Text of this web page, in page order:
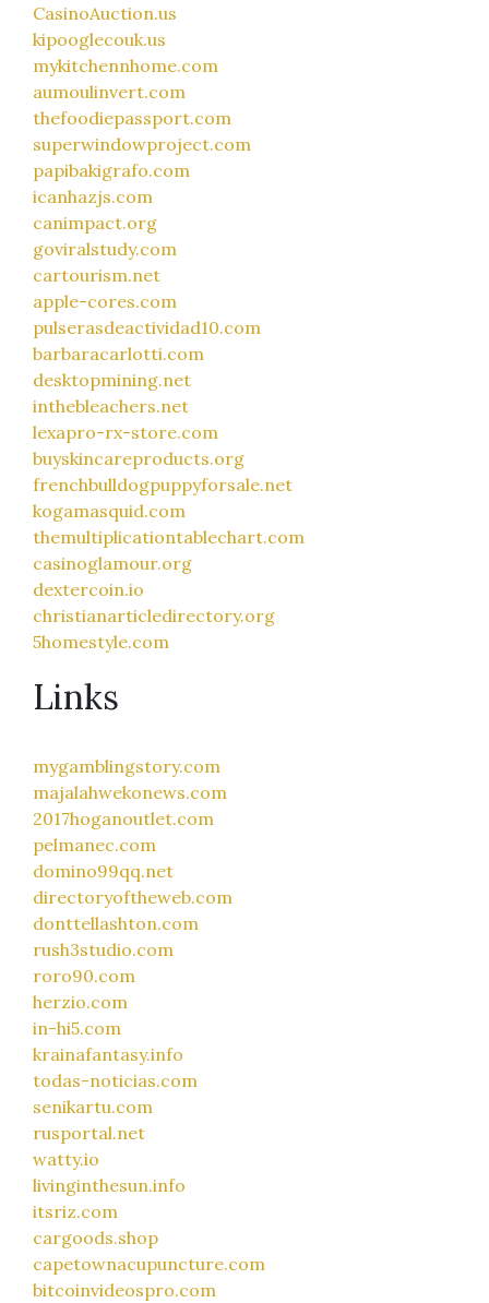
CasinoAuction.us
kipooglecouk.us
mykitchennhome.com
aumoulinvert.com
thefoodiepassport.com
superwindowproject.com
papibakigrafo.com
icanhazjs.com
canimpact.org
goviralstudy.com
cartourism.net
apple-cores.com
pulserasdeactividad10.com
barbaracarlotti.com
desktopmining.net
inthebleachers.net
lexapro-rx-store.com
buyskincareproducts.org
frenchbulldogpuppyforsale.net
kogamasquid.com
themultiplicationtablechart.com
casinoglamour.org
dextercoin.io
christianarticledirectory.org
5homestyle.com
Links
mygamblingstory.com
majalahwekonews.com
2017hoganoutlet.com
pelmanec.com
domino99qq.net
directoryoftheweb.com
donttellashton.com
rush3studio.com
roro90.com
herzio.com
in-hi5.com
krainafantasy.info
todas-noticias.com
senikartu.com
rusportal.net
watty.io
livinginthesun.info
itsriz.com
cargoods.shop
capetownacupuncture.com
bitcoinvideospro.com